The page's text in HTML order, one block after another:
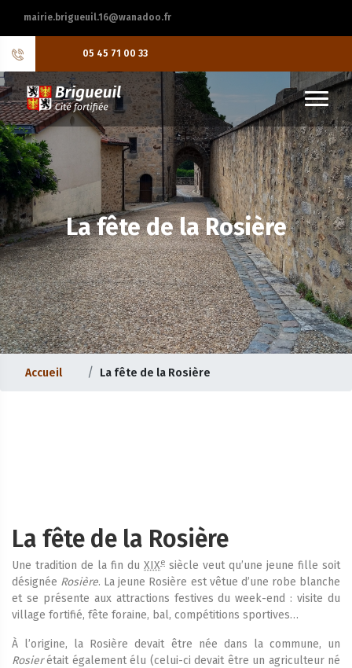
mairie.brigueuil.16@wanadoo.fr
05 45 71 00 33
La fête de la Rosière
Accueil La fête de la Rosière
La fête de la Rosière
Une tradition de la fin du XIXe siècle veut qu’une jeune fille soit
désignée Rosière. La jeune Rosière est vêtue d’une robe blanche
et se présente aux attractions festives du week-end : visite du
village fortifié, fête foraine, bal, compétitions sportives…
À l’origine, la Rosière devait être née dans la commune, un
Rosierétait également élu (celui-ci devait être un agriculteur né